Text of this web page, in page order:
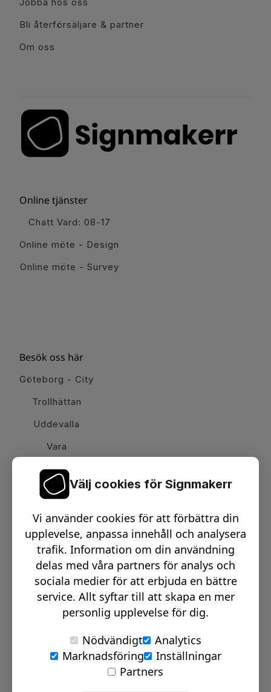
Bli återförsäljare & partner
Om oss
Online tjänster
Chatt Vard: 08-17
Online möte - Design
Online möte - Survey
Besök oss här
Göteborg - City
Trollhättan
Uddevalla
Vara
Email:info@signmakerr.se
PSST, HÄNG MED PÅ VÅR RESA!
© Signmakerr 2022 - 2026
Integritetspolicy
Välj cookies för Signmakerr
Vi använder cookies för att förbättra din
upplevelse, anpassa innehåll och analysera
trafik. Information om din användning
delas med våra partners för analys och
sociala medier för att erbjuda en bättre
service. Allt syftar till att skapa en mer
personlig upplevelse för dig.
Nödvändigt
Analytics
Marknadsföring
Inställningar
Partners